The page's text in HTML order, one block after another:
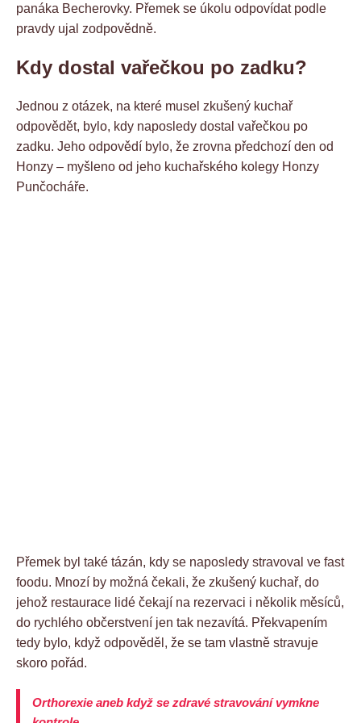
panáka Becherovky. Přemek se úkolu odpovídat podle
pravdy ujal zodpovědně.
Kdy dostal vařečkou po zadku?
Jednou z otázek, na které musel zkušený kuchař
odpovědět, bylo, kdy naposledy dostal vařečkou po
zadku. Jeho odpovědí bylo, že zrovna předchozí den od
Honzy – myšleno od jeho kuchařského kolegy Honzy
Punčocháře.
Přemek byl také tázán, kdy se naposledy stravoval ve fast
foodu. Mnozí by možná čekali, že zkušený kuchař, do
jehož restaurace lidé čekají na rezervaci i několik měsíců,
do rychlého občerstvení jen tak nezavítá. Překvapením
tedy bylo, když odpověděl, že se tam vlastně stravuje
skoro pořád.
Orthorexie aneb když se zdravé stravování vymkne